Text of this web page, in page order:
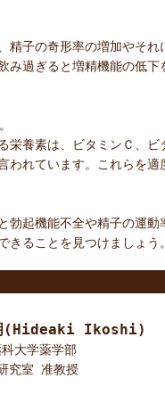
精子の奇形率の増加やそれ
み過ぎると増精機能の低下
養素は、ビタミンＣ、ビ
われています。これらを適
勃起機能不全や精子の運動
ることを見つけましょう。
(Hideaki Ikoshi)
大学薬学部
究室 准教授